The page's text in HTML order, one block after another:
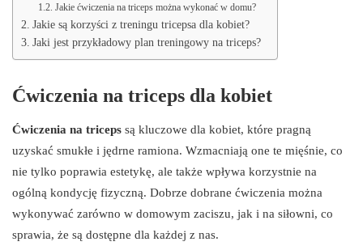
Jakie ćwiczenia na triceps można wykonać w domu?
Jakie są korzyści z treningu tricepsa dla kobiet?
Jaki jest przykładowy plan treningowy na triceps?
Ćwiczenia na triceps dla kobiet
Ćwiczenia na triceps są kluczowe dla kobiet, które pragną
uzyskać smukłe i jędrne ramiona. Wzmacniają one te mięśnie, co
nie tylko poprawia estetykę, ale także wpływa korzystnie na
ogólną kondycję fizyczną. Dobrze dobrane ćwiczenia można
wykonywać zarówno w domowym zaciszu, jak i na siłowni, co
sprawia, że są dostępne dla każdej z nas.